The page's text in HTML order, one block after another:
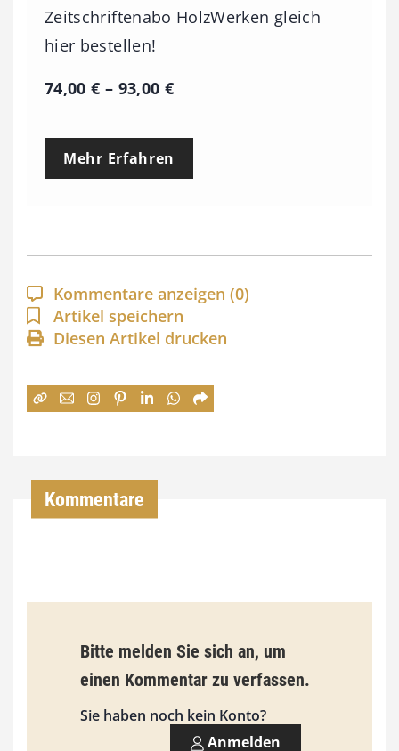
Zeitschriftenabo HolzWerken gleich
hier bestellen!
74,00€ – 93,00 €P
e
p
a
n
n
:
€
i
s
9
Mehr Erfahren
Kommentare anzeigen (0)
Artikel speichern
Diesen Artikel drucken
Kommentare
Bitte melden Sie sich an, um
einen Kommentar zu verfassen.
Sie haben noch kein Konto?
Anmelden